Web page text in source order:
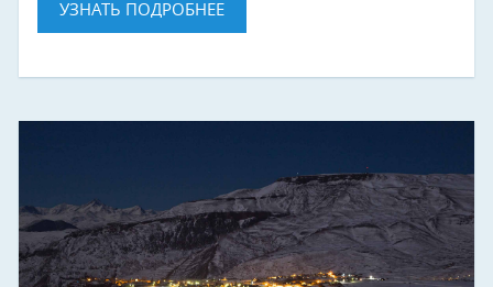
УЗНАТЬ ПОДРОБНЕЕ